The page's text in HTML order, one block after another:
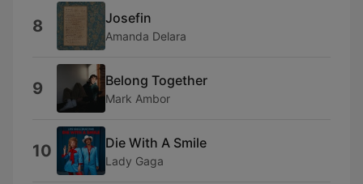
8 Josefin
Amanda Delara
9 Belong Together
Mark Ambor
10 Die With A Smile
Lady Gaga